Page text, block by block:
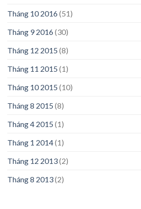
Tháng 10 2016(51)
Tháng 9 2016(30)
Tháng 12 2015 (8)
Tháng 11 2015 (1)
Tháng 10 2015 (10)
Tháng 8 2015 (8)
Tháng 4 2015 (1)
Tháng 1 2014(1)
Tháng 12 2013(2)
Tháng 8 2013(2)